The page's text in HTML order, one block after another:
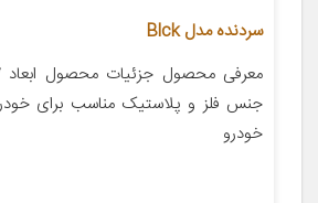
سردنده مدل Blck
جنس فلز و پلاستیک مناسب برای
خودرو